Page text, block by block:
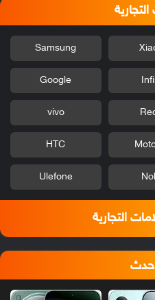
Samsung
Google
vivo
HTC
Ulefone
التجارية